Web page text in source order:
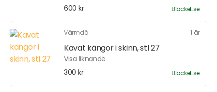
600 kr
Blocket.se
Värmdö 1 år
Kavat kängor i skinn, stl 27
Visa liknande
300 kr
Blocket.se